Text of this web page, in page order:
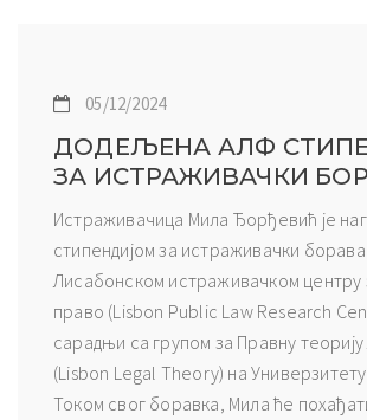
05/12/2024
ДОДЕЉЕНА АЛФ
ЗА ИСТРАЖИВАЧКИ
Истраживачица Мила Ђорђевић је
стипендијом за истраживачки
Лисабонском истраживачком центру
право (Lisbon Public Law Research
сарадњи са групом за Правну
(Lisbon Legal Theory) на
Током свог боравка, Мила ће